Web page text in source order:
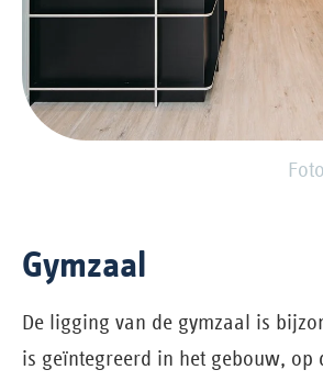
Gymzaal
De ligging van de gymzaal is
is geïntegreerd in het gebouw, op